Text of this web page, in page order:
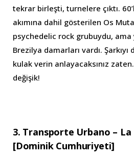
tekrar birleşti, turnelere çıktı.
akımına dahil gösterilen Os
psychedelic rock grubuydu, ama
Brezilya damarları vardı.
kulak verin anlayacaksınız
değişik!
3. Transporte Urbano –
[Dominik Cumhuriyeti]